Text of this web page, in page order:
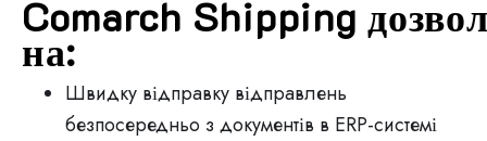
Comarch Shipping
на:
Швидку відправку відправлень
безпосередньо з документів в ERP-системі